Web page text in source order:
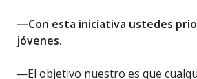
—Con esta iniciativa ustedes
jóvenes.
—El objetivo nuestro es que